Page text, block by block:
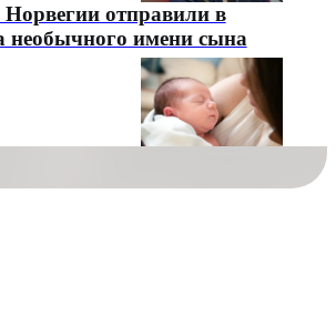
отправили в
необычного имени сына